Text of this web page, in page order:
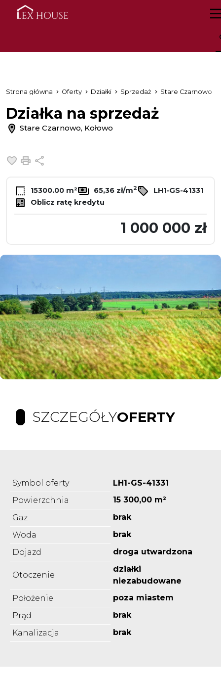
Strona główna Oferty Działki Sprzedaż Stare Czarnowo
Działka na sprzedaż
Stare Czarnowo, Kołowo
Dodaj do ulubionych
Drukuj
15300.00 m² 65,36 zł/m2
LH1-GS-41331
Oblicz ratę kredytu
1 000 000 zł
SZCZEGÓŁYOFERTY
Symbol oferty
LH1-GS-41331
Powierzchnia
15 300,00 m²
Gaz
brak
Woda
brak
Dojazd
droga utwardzona
Otoczenie
działki
niezabudowane
Położenie
poza miastem
Prąd
brak
Kanalizacja
brak